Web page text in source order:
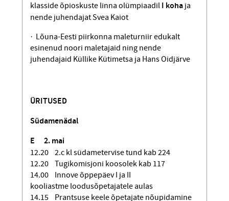
klasside õpioskuste linna olümpiaadil I koha ja
nende juhendajat Svea Kaiot
· Lõuna-Eesti piirkonna maleturniir edukalt
esinenud noori maletajaid ning nende
juhendajaid Küllike Kütimetsa ja Hans Oidjärve
ÜRITUSED
Südamenädal
E
2. mai
12.20 2.c kl südametervise tund kab 224
12.20 Tugikomisjoni koosolek kab 117
14.00 Innove õppepäev I ja II
kooliastme loodusõpetajatele aulas
14.15 Prantsuse keele õpetajate nõupidamine